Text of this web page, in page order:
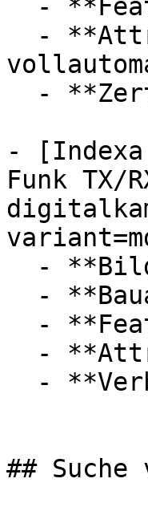
- [Indexa
Funk TX/
##